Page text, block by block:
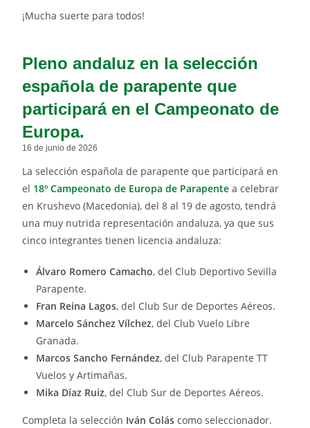
¡Mucha suerte para todos!
Pleno andaluz en la selección
española de parapente que
participará en el Campeonato de
Europa.
16 de junio de 2026
La selección española de parapente que participará en
el 18º Campeonato de Europa de Parapente a celebrar
en Krushevo (Macedonia), del 8 al 19 de agosto, tendrá
una muy nutrida representación andaluza, ya que sus
cinco integrantes tienen licencia andaluza:
Álvaro Romero Camacho, del Club Deportivo Sevilla
Parapente.
Fran Reina Lagos, del Club Sur de Deportes Aéreos.
Marcelo Sánchez Vílchez, del Club Vuelo Libre
Granada.
Marcos Sancho Fernández, del Club Parapente TT
Vuelos y Artimañas.
Mika Díaz Ruiz, del Club Sur de Deportes Aéreos.
Completa la selección Iván Colás como seleccionador.